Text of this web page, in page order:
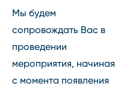
Мы будем
сопровождать Вас в
проведении
мероприятия, начиная
с момента появления